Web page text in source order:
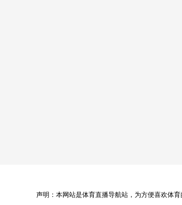
声明：本网站是体育直播导航站，为方便喜欢体